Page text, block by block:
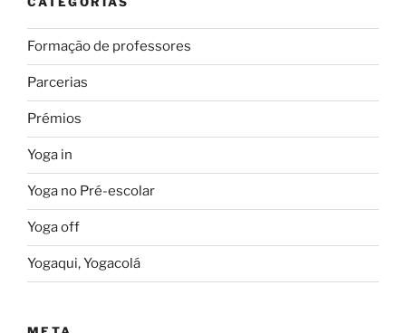
Formação de professores
Parcerias
Prémios
Yoga in
Yoga no Pré-escolar
Yoga off
Yogaqui, Yogacolá